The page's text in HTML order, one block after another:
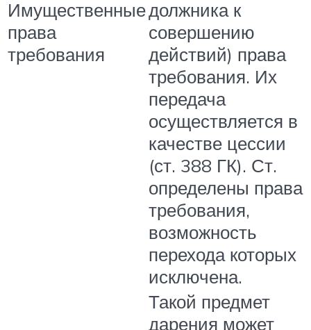
Имущественные
права
требования
должника к
совершению
действий) права
требования. Их
передача
осуществляется в
качестве цессии
(ст. 388 ГК). Ст.
определены права
требования,
возможность
перехода которых
исключена.
Такой предмет
дарения может